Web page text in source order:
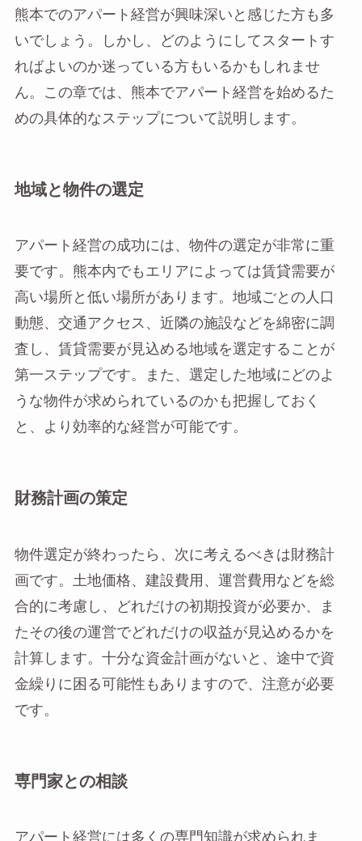
熊本でのアパート経営が興味深いと感じた方も多
いでしょう。しかし、どのようにしてスタートす
ればよいのか迷っている方もいるかもしれませ
ん。この章では、熊本でアパート経営を始めるた
めの具体的なステップについて説明します。
地域と物件の選定
アパート経営の成功には、物件の選定が非常に重
要です。熊本内でもエリアによっては賃貸需要が
高い場所と低い場所があります。地域ごとの人口
動態、交通アクセス、近隣の施設などを綿密に調
査し、賃貸需要が見込める地域を選定することが
第一ステップです。また、選定した地域にどのよ
うな物件が求められているのかも把握しておく
と、より効率的な経営が可能です。
財務計画の策定
物件選定が終わったら、次に考えるべきは財務計
画です。土地価格、建設費用、運営費用などを総
合的に考慮し、どれだけの初期投資が必要か、ま
たその後の運営でどれだけの収益が見込めるかを
計算します。十分な資金計画がないと、途中で資
金繰りに困る可能性もありますので、注意が必要
です。
専門家との相談
アパート経営には多くの専門知識が求められま